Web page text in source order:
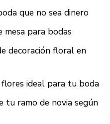
que no sea dinero
mesa para bodas
decoración floral en
flores ideal para tu boda
tu ramo de novia según